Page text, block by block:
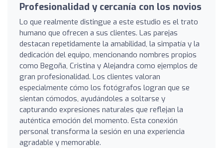
Profesionalidad y cercanía con los novios
Lo que realmente distingue a este estudio es el trato
humano que ofrecen a sus clientes. Las parejas
destacan repetidamente la amabilidad, la simpatía y la
dedicación del equipo, mencionando nombres propios
como Begoña, Cristina y Alejandra como ejemplos de
gran profesionalidad. Los clientes valoran
especialmente cómo los fotógrafos logran que se
sientan cómodos, ayudándoles a soltarse y
capturando expresiones naturales que reflejan la
auténtica emoción del momento. Esta conexión
personal transforma la sesión en una experiencia
agradable y memorable.